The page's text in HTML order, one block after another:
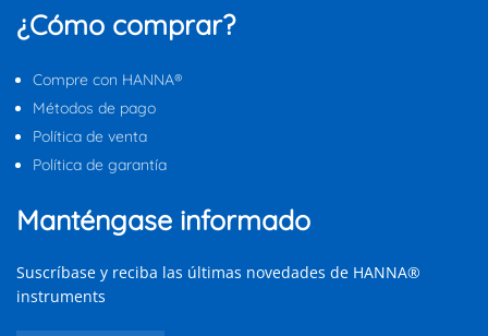
¿Cómo comprar?
Compre con HANNA®
Métodos de pago
Política de venta
Política de garantía
Manténgase informado
Suscríbase y reciba las últimas novedades de HANNA®
instruments